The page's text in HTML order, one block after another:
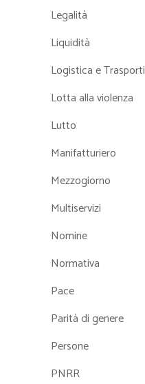
Legalità
Liquidità
Logistica e Trasporti
Lotta alla violenza
Lutto
Manifatturiero
Mezzogiorno
Multiservizi
Nomine
Normativa
Pace
Parità di genere
Persone
PNRR